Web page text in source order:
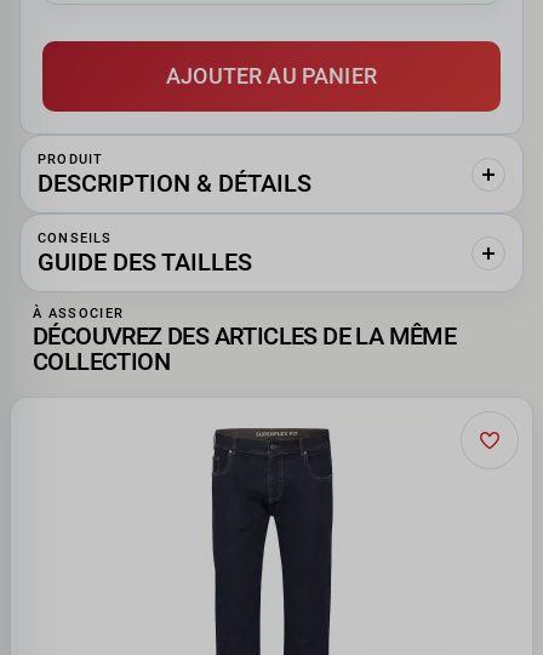
AJOUTER AU PANIER
PRODUIT
DESCRIPTION & DÉTAILS
CONSEILS
GUIDE DES TAILLES
À ASSOCIER
DÉCOUVREZ DES ARTICLES DE LA MÊME
COLLECTION